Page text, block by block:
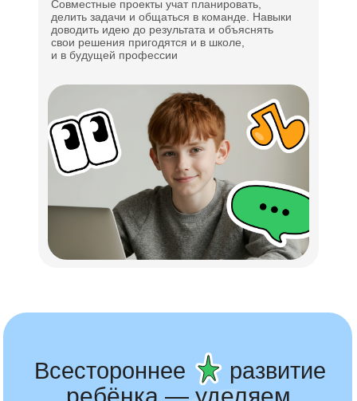
Совместные проекты учат планировать,
делить задачи и общаться в команде. Навыки
доводить идею до результата и объяснять
свои решения пригодятся и в школе,
и в будущей профессии